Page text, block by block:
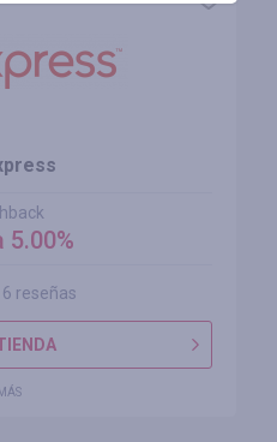
5.00%
reseñas
MÁS